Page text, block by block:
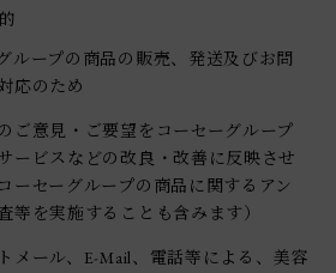
ループの商品の販売、発送及びお問
応のため
ご意見・ご要望をコーセーグループ
ービスなどの改良・改善に反映させ
ーセーグループの商品に関するアン
等を実施することも含みます）
メール、E-Mail、電話等による、美容